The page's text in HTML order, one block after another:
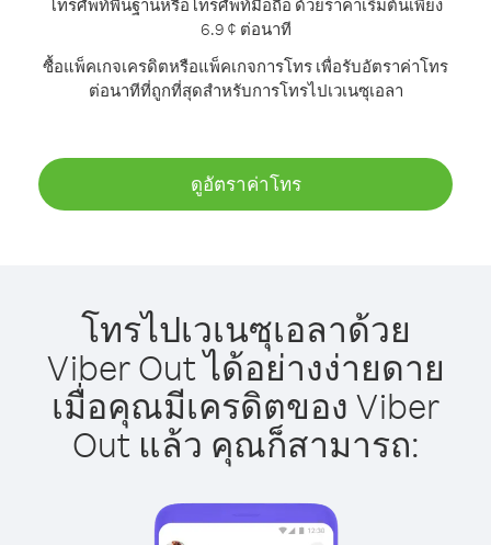
โทรศัพท์พื้นฐานหรือโทรศัพท์มือถือ ด้วยราคาเริ่มต้นเพียง
6.9 ¢ ต่อนาที
ซื้อแพ็คเกจเครดิตหรือแพ็คเกจการโทร เพื่อรับอัตราค่าโทร
ต่อนาทีที่ถูกที่สุดสำหรับการโทรไปเวเนซุเอลา
ดูอัตราค่าโทร
โทรไปเวเนซุเอลาด้วย
Viber Out ได้อย่างง่ายดาย
เมื่อคุณมีเครดิตของ Viber
Out แล้ว คุณก็สามารถ: